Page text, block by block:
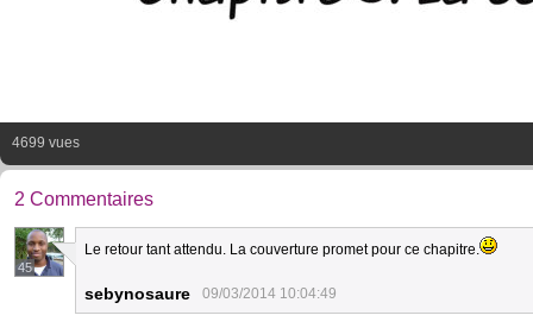
4699 vues
2 Commentaires
45
Le retour tant attendu. La couverture promet pour ce chapitre.
sebynosaure 09/03/2014 10:04:49